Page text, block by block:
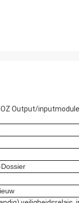
Output/inputmodule